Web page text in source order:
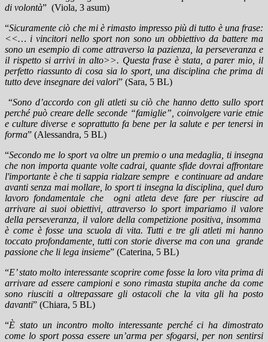
di volontà” (Viola, 3 asum)
“Sicuramente ciò che mi è rimasto impresso più di tutto è una frase:
<<… i vincitori nello sport non sono un obbiettivo da battere ma
sono un esempio di come attraverso la pazienza, la perseveranza e
il rispetto si arrivi in alto>>. Questa frase è stata, a parer mio, il
perfetto riassunto di cosa sia lo sport, una disciplina che prima di
tutto deve insegnare dei valori” (Sara, 5 BL)
“Sono d’accordo con gli atleti su ciò che hanno detto sullo sport
perché può creare delle seconde “famiglie”, coinvolgere varie etnie
e culture diverse e soprattutto fa bene per la salute e per tenersi in
forma” (Alessandra, 5 BL)
“Secondo me lo sport va oltre un premio o una medaglia, ti insegna
che non importa quante volte cadrai, quante sfide dovrai affrontare
l'importante è che ti sappia rialzare sempre e continuare ad andare
avanti senza mai mollare, lo sport ti insegna la disciplina, quel duro
lavoro fondamentale che ogni atleta deve fare per riuscire ad
arrivare ai suoi obiettivi, attraverso lo sport impariamo il valore
della perseveranza, il valore della competizione positiva, insomma
è come è fosse una scuola di vita. Tutti e tre gli atleti mi hanno
toccato profondamente, tutti con storie diverse ma con una grande
passione che li lega insieme” (Caterina, 5 BL)
“E’ stato molto interessante scoprire come fosse la loro vita prima di
arrivare ad essere campioni e sono rimasta stupita anche da come
sono riusciti a oltrepassare gli ostacoli che la vita gli ha posto
davanti” (Chiara, 5 BL)
“È stato un incontro molto interessante perché ci ha dimostrato
come lo sport possa essere un’arma per sfogarsi, per non sentirsi